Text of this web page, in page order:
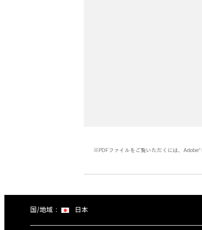
※PDFファイルをご覧いただくには、Adobe®
国/地域： 日本